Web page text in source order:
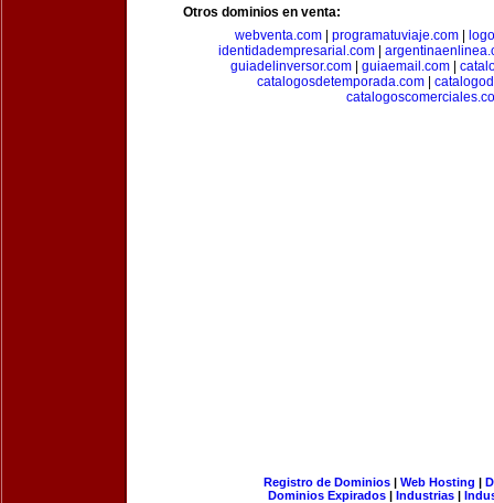
Otros dominios en venta:
webventa.com
programatuviaje.com
identidadempresarial.com
guiadelinversor.com| guiaemail.com|
catalogosdetemporada.com|
Registro de Dominios| Web Hosting |
Dominios Expirados | Industrias |